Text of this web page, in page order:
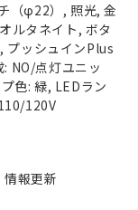
（φ22）, 照光, 金
ルタネイト, ボタ
プッシュインPlus
NO/点灯ユニッ
色: 緑, LEDラン
120V
報更新